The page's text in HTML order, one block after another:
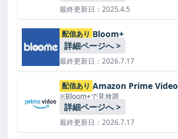
最終更新日：2025.4.5
配信あり Bloom+
詳細ページへ >
最終更新日：2026.7.17
配信あり Amazon Prime Video
※Bloom+で見放題
詳細ページへ >
最終更新日：2026.7.17